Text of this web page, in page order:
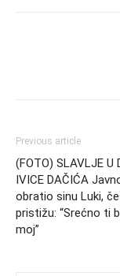
Previous article
(FOTO) SLAVLJE U
IVICE DAČIĆA
obratio sinu Luki,
pristižu: “Srećno ti
moj”